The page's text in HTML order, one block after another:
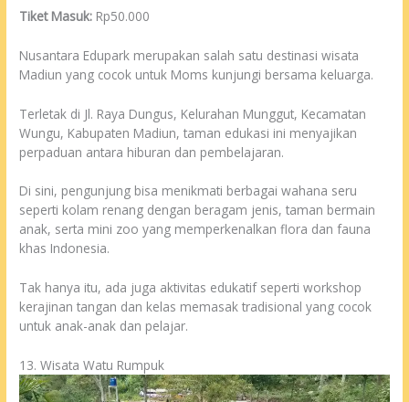
Tiket Masuk: Rp50.000
Nusantara Edupark merupakan salah satu destinasi wisata
Madiun yang cocok untuk Moms kunjungi bersama keluarga.
Terletak di Jl. Raya Dungus, Kelurahan Munggut, Kecamatan
Wungu, Kabupaten Madiun, taman edukasi ini menyajikan
perpaduan antara hiburan dan pembelajaran.
Di sini, pengunjung bisa menikmati berbagai wahana seru
seperti kolam renang dengan beragam jenis, taman bermain
anak, serta mini zoo yang memperkenalkan flora dan fauna
khas Indonesia.
Tak hanya itu, ada juga aktivitas edukatif seperti workshop
kerajinan tangan dan kelas memasak tradisional yang cocok
untuk anak-anak dan pelajar.
13. Wisata Watu Rumpuk